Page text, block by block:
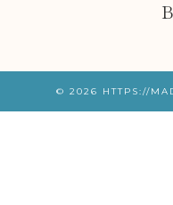
© 2026 HTTPS://